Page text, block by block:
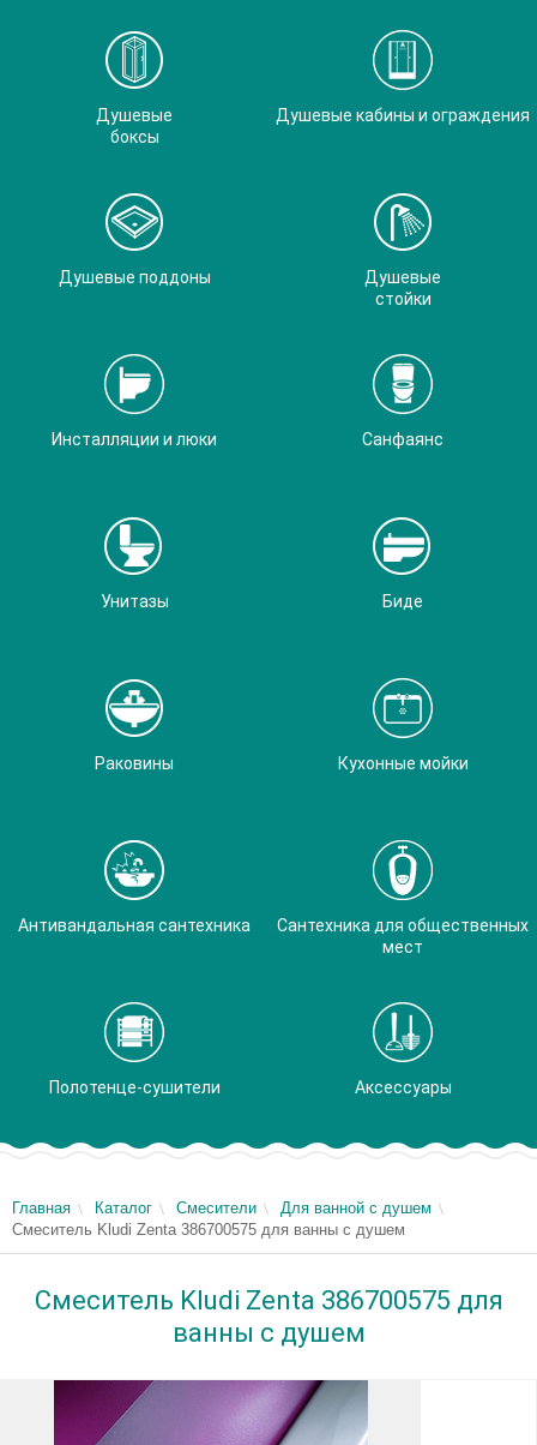
Душевые
боксы
Душевые кабины и ограждения
Душевые поддоны
Душевые
стойки
Инсталляции и люки Санфаянс
Унитазы Биде
Раковины Кухонные мойки
Антивандальная сантехника
Сантехника для общественных
мест
Полотенце-сушители Аксессуары
Главная Каталог Смесители
Для ванной с душем
Смеситель Kludi Zenta 386700575 для ванны с душем
Смеситель Kludi Zenta 386700575 для
ванны с душем